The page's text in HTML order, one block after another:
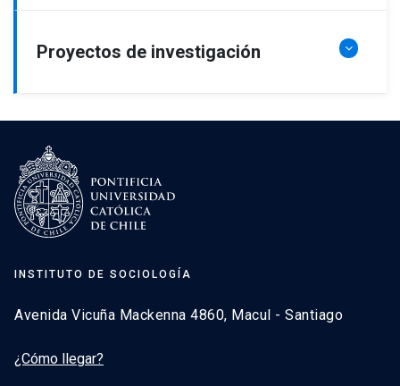
Proyectos de investigación
INSTITUTO DE SOCIOLOGÍA
Avenida Vicuña Mackenna 4860, Macul - Santiago
¿Cómo llegar?